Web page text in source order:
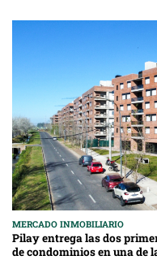
MERCADO INMOBILIARIO
Pilay entrega las dos
de condominios en una de